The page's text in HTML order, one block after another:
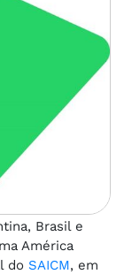
Brasil e
América
do SAICM, em